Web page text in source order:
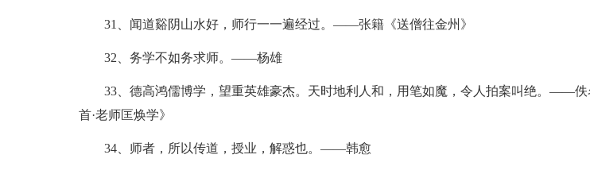
31、闻道谿阴山水好，师行一一遍经过。——张籍《送僧往金州》
32、务学不如务求师。——杨雄
33、德高鸿儒博学，望重英雄豪杰。天时地利人和，用笔如魔，令人拍案叫绝。——佚
首·老师匡焕学》
34、师者，所以传道，授业，解惑也。——韩愈